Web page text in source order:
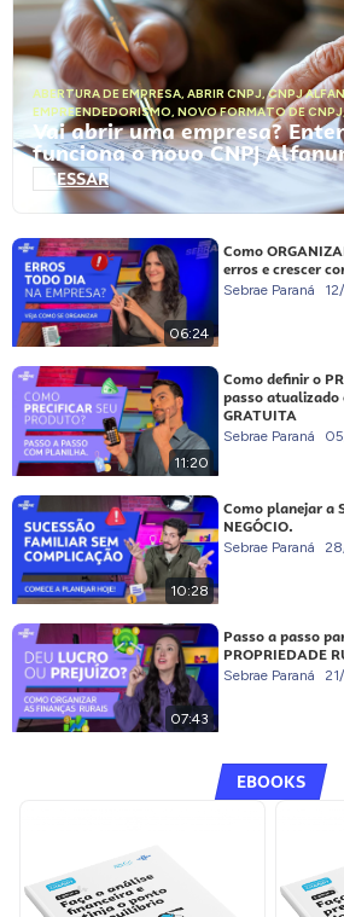
ABERTURA DE EMPRESA, ABRIR CNPJ,CNPJ
EMPREENDEDORISMO, NOVO FORMATO DE CNPJ
Vai abrir uma empresa?
funciona o novo CNPJ
ACESSAR
06:24
Como
erros e crescer
Sebrae Paraná
11:20
Como definir o
passo
GRATUITA
Sebrae Paraná
10:28
Como planejar a
NEGÓCIO.
Sebrae Paraná
07:43
Passo a passo
PROPRIEDADE
Sebrae Paraná
EBOOKS